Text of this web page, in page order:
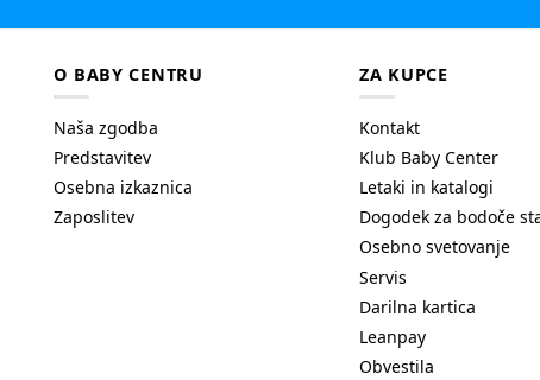
O BABY CENTRU
Naša zgodba
Predstavitev
Osebna izkaznica
Zaposlitev
ZA KUPCE
Kontakt
Klub Baby Center
Letaki in katalogi
Dogodek za bodoče
Osebno svetovanje
Servis
Darilna kartica
Leanpay
Obvestila